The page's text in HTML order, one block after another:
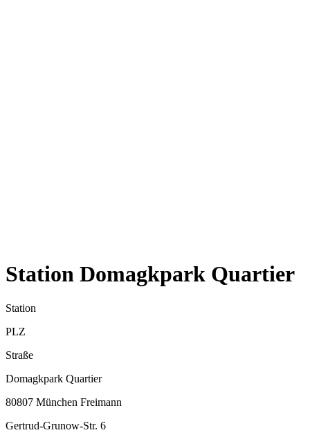
Station Domagkpark Quartier
Station
PLZ
Straße
Domagkpark Quartier
80807 München Freimann
Gertrud-Grunow-Str. 6